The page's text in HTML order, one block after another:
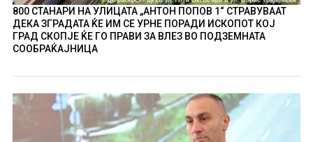
800 СТАНАРИ НА УЛИЦАТА „АНТОН ПОПОВ 1“ СТРАВУВААТ
ДЕКА ЗГРАДАТА ЌЕ ИМ СЕ УРНЕ ПОРАДИ ИСКОПОТ КОЈ
ГРАД СКОПЈЕ ЌЕ ГО ПРАВИ ЗА ВЛЕЗ ВО ПОДЗЕМНАТА
СООБРАЌАЈНИЦА